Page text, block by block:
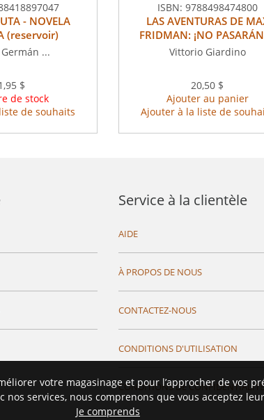
- NOVELA
(reservoir)
...
$
de stock
de souhaits
ISBN: 9788498474800
LAS AVENTURAS DE
FRIDMAN: ¡NO
Vittorio Giardino
20,50 $
Ajouter au panier
Ajouter à la liste de
Service à la clientèle
AIDE
À PROPOS DE NOUS
CONTACTEZ-NOUS
CONDITIONS D'UTILISATION
CONDITIONS DE CONFIDENTIALITÉ
votre magasinage et pour l’approcher de vos
nos services, nous comprenons que vous acceptez
Je comprends